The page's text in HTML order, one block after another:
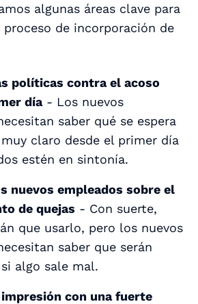
algunas áreas clave para
de incorporación de
políticas contra el acoso
día- Los nuevos
saber qué se espera
claro desde el primer día
estén en sintonía.
nuevos empleados sobre el
de quejas - Con suerte,
que usarlo, pero los nuevos
saber que serán
algo sale mal.
con una fuerte